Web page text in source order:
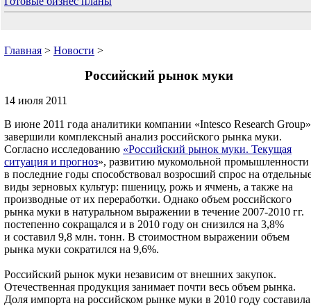
Главная > Новости >
Российский рынок муки
14 июля 2011
В июне 2011 года аналитики компании «Intesco Research Group»
завершили комплексный анализ российского рынка муки.
Согласно исследованию «Российский рынок муки. Текущая
ситуация и прогноз», развитию мукомольной промышленности
в последние годы способствовал возросший спрос на
виды зерновых культур: пшеницу, рожь и ячмень, а также на
производные от их переработки. Однако объем российского
рынка муки в натуральном выражении в течение 2007-2010 гг.
постепенно сокращался и в 2010 году он снизился на 3,8%
и составил 9,8 млн. тонн. В стоимостном выражении объем
рынка муки сократился на 9,6%.
Российский рынок муки независим от внешних закупок.
Отечественная продукция занимает почти весь объем рынка.
Доля импорта на российском рынке муки в 2010 году составила